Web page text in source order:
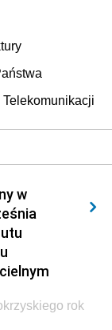
i Budownictwa
i
w
rok